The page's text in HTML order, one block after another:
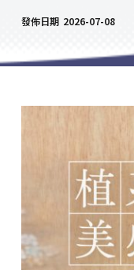
發佈日期 2026-07-08